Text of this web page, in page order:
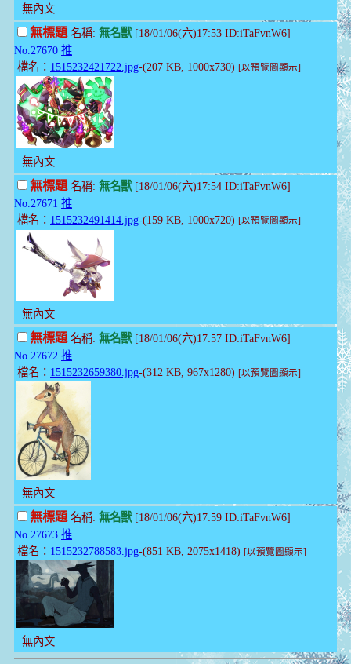
無內文
無標題名稱: 無名獸[18/01/06(六)17:53 ID:iTaFvnW6]
No.27670 推
檔名： 1515232421722.jpg-(207 KB, 1000x730) [以預覽圖顯示]
無內文
無標題名稱: 無名獸[18/01/06(六)17:54 ID:iTaFvnW6]
No.27671 推
檔名： 1515232491414.jpg-(159 KB, 1000x720) [以預覽圖顯示]
無內文
無標題名稱: 無名獸[18/01/06(六)17:57 ID:iTaFvnW6]
No.27672 推
檔名： 1515232659380.jpg-(312 KB, 967x1280) [以預覽圖顯示]
無內文
無標題名稱: 無名獸[18/01/06(六)17:59 ID:iTaFvnW6]
No.27673 推
檔名： 1515232788583.jpg-(851 KB, 2075x1418) [以預覽圖顯示]
無內文